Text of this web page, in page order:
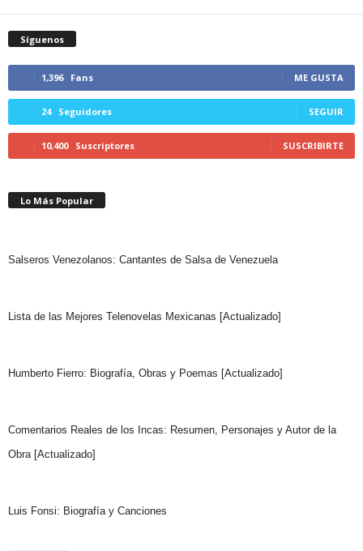
Síguenos
1,396 Fans ME GUSTA
24 Seguidores SEGUIR
10,400 Suscriptores SUSCRIBIRTE
Lo Más Popular
Salseros Venezolanos: Cantantes de Salsa de Venezuela
Lista de las Mejores Telenovelas Mexicanas [Actualizado]
Humberto Fierro: Biografía, Obras y Poemas [Actualizado]
Comentarios Reales de los Incas: Resumen, Personajes y Autor de la
Obra [Actualizado]
Luis Fonsi: Biografía y Canciones